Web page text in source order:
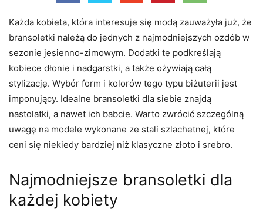
Każda kobieta, która interesuje się modą zauważyła już, że
bransoletki należą do jednych z najmodniejszych ozdób w
sezonie jesienno-zimowym. Dodatki te podkreślają
kobiece dłonie i nadgarstki, a także ożywiają całą
stylizację. Wybór form i kolorów tego typu biżuterii jest
imponujący. Idealne bransoletki dla siebie znajdą
nastolatki, a nawet ich babcie. Warto zwrócić szczególną
uwagę na modele wykonane ze stali szlachetnej, które
ceni się niekiedy bardziej niż klasyczne złoto i srebro.
Najmodniejsze bransoletki dla
każdej kobiety